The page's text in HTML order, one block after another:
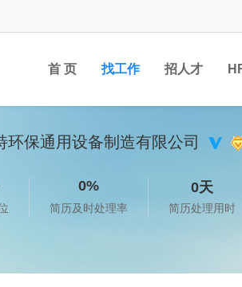
首 页 找工作 招人才
环保通用设备制造有限公司
0%
简历及时处理率
0天
简历处理用时